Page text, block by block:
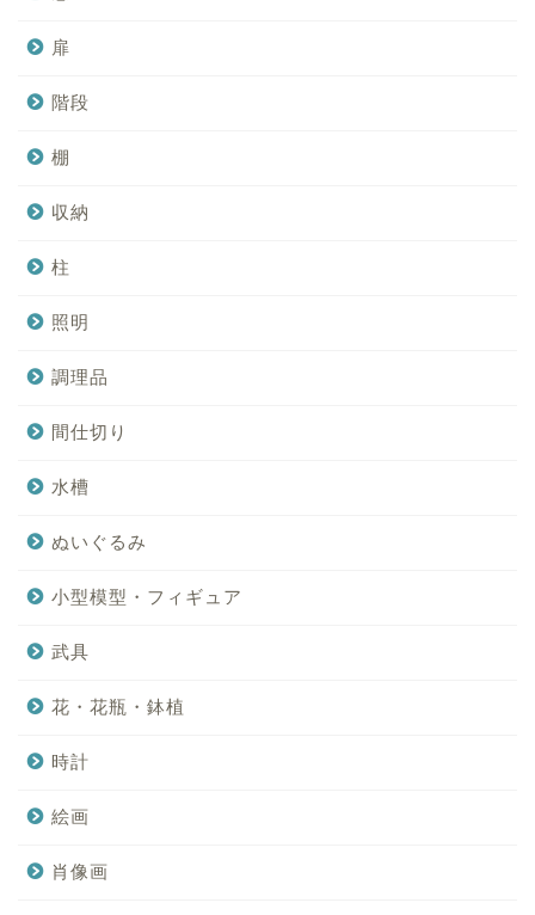
扉
階段
棚
収納
柱
照明
調理品
間仕切り
水槽
ぬいぐるみ
小型模型・フィギュア
武具
花・花瓶・鉢植
時計
絵画
肖像画